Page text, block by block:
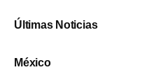
Últimas Noticias
México